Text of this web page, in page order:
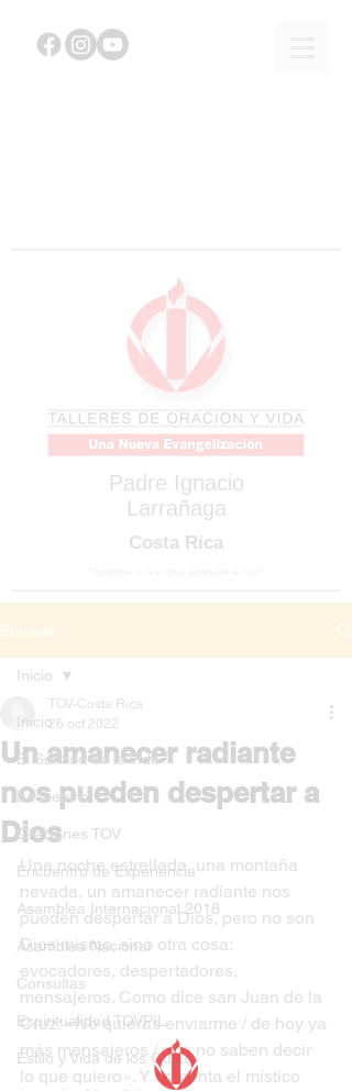
Padre Ignacio
Larrañaga
Costa Rica
Entrada
Inicio
El Sentido de la Vida
Encuentro
Oraciones TOV
Encuentro de Experiencia
Asamblea Internacional 2018
Asamblea Nacional
Consultas
Espiritualidad TOVPIL
Estilo y Vida de los Guías
Inicio
Un amanecer radiante
nos pueden despertar a
Dios
TOV-Costa Rica
26 oct 2022
Una noche estrellada, una montaña
nevada, un amanecer radiante nos
pueden despertar a Dios, pero no son
Dios mismo, sino otra cosa:
evocadores, despertadores,
mensajeros. Como dice san Juan de la
Cruz: «No quieras enviarme / de hoy ya
más mensajeros / que no saben decir
lo que quiero». Y comenta el místico